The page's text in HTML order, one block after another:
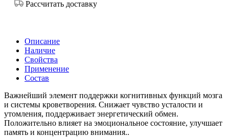
Рассчитать доставку
Описание
Наличие
Свойства
Применение
Состав
Важнейший элемент поддержки когнитивных функций мозга
и системы кроветворения. Снижает чувство усталости и
утомления, поддерживает энергетический обмен.
Положительно влияет на эмоциональное состояние, улучшает
память и концентрацию внимания..